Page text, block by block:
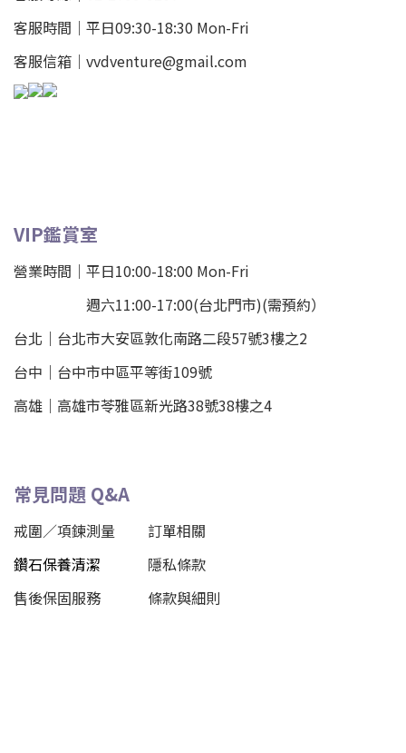
客服時間｜平日09:30-18:30 Mon-Fri
客服信箱｜vvdventure@gmail.com
VIP鑑賞室
營業時間｜平日10:00-18:00 Mon-Fri
週六11:00-17:00(台北門市)(需預約）
台北 ｜ 台北市大安區敦化南路二段57號3樓之2
台中｜ 台中市中區平等街109號
高雄｜ 高雄市苓雅區新光路38號38樓之4
常見問題 Q&A
戒圍／項鍊測量
訂單相關
鑽石保養清潔
隱私條款
售後保固服務
條款與細則